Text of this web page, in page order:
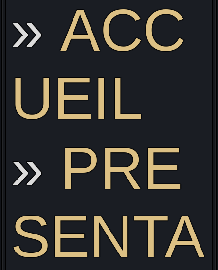
Li
ACC
UEIL
PRE
SENTA